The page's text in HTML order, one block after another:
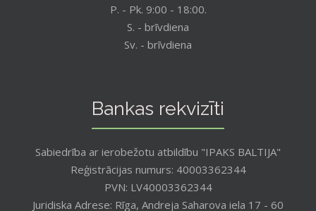
P. - Pk. 9:00 - 18:00.
S. - brīvdiena
Sv. - brīvdiena
Bankas rekvizīti
Sabiedrība ar ierobežotu atbildību "IPAKS BALTIJA"
Reģistrācijas numurs: 40003362344
PVN: LV40003362344
Juridiska Adrese: Rīga, Andreja Saharova iela 17 - 60